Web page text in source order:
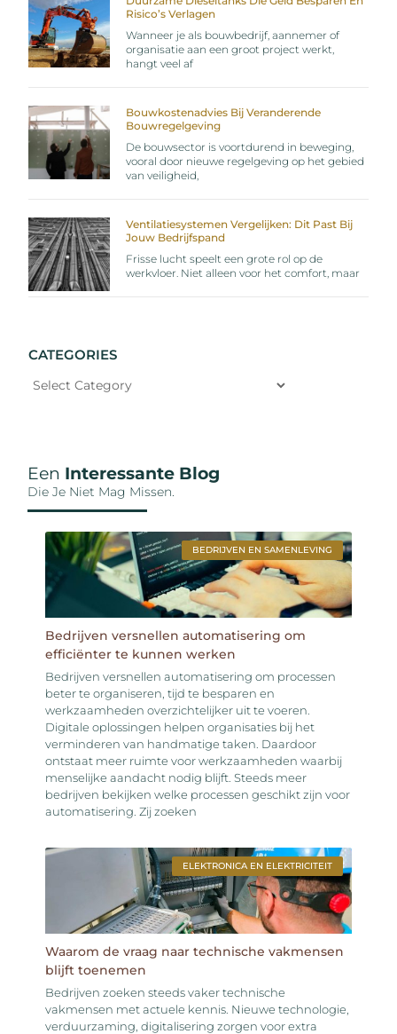
Risico’s Verlagen
Wanneer je als bouwbedrijf, aannemer of
organisatie aan een groot project werkt,
hangt veel af
Bouwkostenadvies Bij Veranderende
Bouwregelgeving
De bouwsector is voortdurend in beweging,
vooral door nieuwe regelgeving op het gebied
van veiligheid,
Ventilatiesystemen Vergelijken: Dit Past Bij
Jouw Bedrijfspand
Frisse lucht speelt een grote rol op de
werkvloer. Niet alleen voor het comfort, maar
CATEGORIES
Een Interessante Blog
Die Je Niet Mag Missen.
BEDRIJVEN EN SAMENLEVING
Bedrijven versnellen automatisering om
efficiënter te kunnen werken
Bedrijven versnellen automatisering om processen
beter te organiseren, tijd te besparen en
werkzaamheden overzichtelijker uit te voeren.
Digitale oplossingen helpen organisaties bij het
verminderen van handmatige taken. Daardoor
ontstaat meer ruimte voor werkzaamheden waarbij
menselijke aandacht nodig blijft. Steeds meer
bedrijven bekijken welke processen geschikt zijn voor
automatisering. Zij zoeken
ELEKTRONICA EN ELEKTRICITEIT
Waarom de vraag naar technische vakmensen
blijft toenemen
Bedrijven zoeken steeds vaker technische
vakmensen met actuele kennis. Nieuwe technologie,
verduurzaming, digitalisering zorgen voor extra